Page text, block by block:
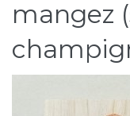
mangez